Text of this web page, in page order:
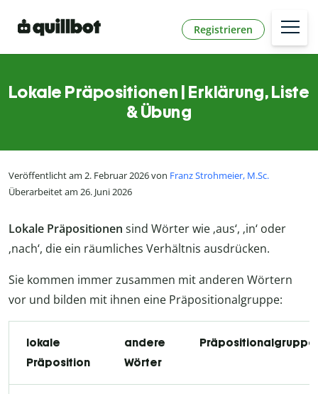
Registrieren
Lokale Präpositionen | Erklärung, Liste
& Übung
Veröffentlicht am 2. Februar 2026 von Franz Strohmeier, M.Sc.
Überarbeitet am 26. Juni 2026
Lokale Präpositionen sind Wörter wie ‚aus‘, ‚in‘ oder
‚nach‘, die ein räumliches Verhältnis ausdrücken.
Sie kommen immer zusammen mit anderen Wörtern
vor und bilden mit ihnen eine Präpositionalgruppe:
lokale
Präposition
andere
Wörter
Präpositionalgruppe